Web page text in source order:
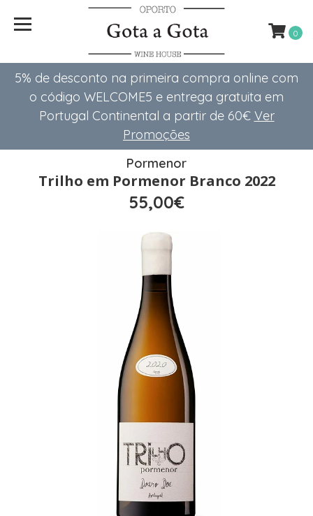
5% de desconto na primeira compra online com
o código WELCOME5 e entrega gratuita em
Portugal Continental a partir de 60€ Ver
Promoções
0
Pormenor
Trilho em Pormenor Branco 2022
55,00€